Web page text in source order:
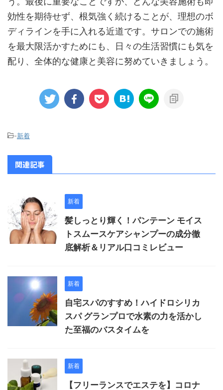
効性を期待せず、根気強く続けることが、理想のボ
ディラインを手に入れる近道です。サロンでの施術
を最大限活かすためにも、日々の生活習慣にも気を
配り、全体的な健康と美容に努めていきましょう。
-新着
関連記事
新着
髪しっとり輝く！パンテーン モイス
トスムースケアシャンプーの成分徹
底解析＆リアル口コミレビュー
新着
自宅スパのすすめ！ハイドロシリカ
スパ グランプロで水素の力を活かし
た至福のバスタイムを
新着
【フリーランスでエステを】コロナ